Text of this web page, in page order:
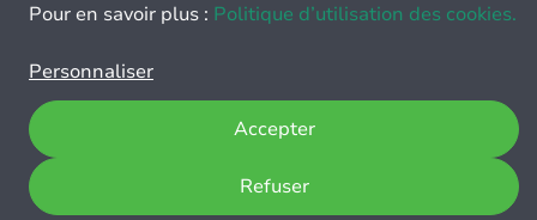
Pour en savoir plus : Politique d’utilisation des cookies.
Personnaliser
Refuser
Accepter